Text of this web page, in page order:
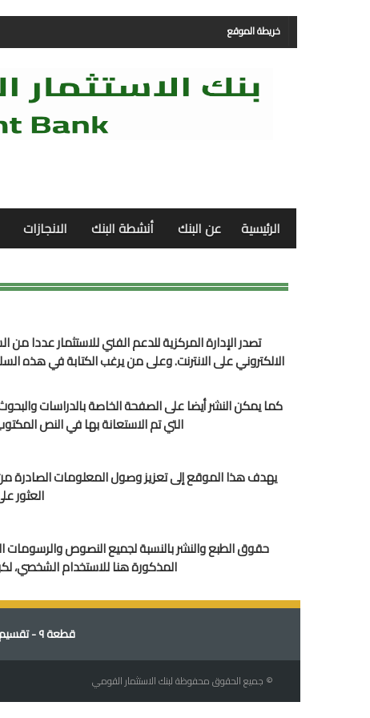
خريطة الموقع
الرئيسية عن البنك أنشطة البنك الانجازات
تصدر الإدارة المركزية للدعم الفني للاستثمار عددا
الالكتروني على الانترنت. وعلى من يرغب الكتابة في هذه
كما يمكن النشر أيضا على الصفحة الخاصة بالدراسات
التي تم الاستعانة بها في النص
يهدف هذا الموقع إلى تعزيز وصول المعلومات الصادرة
العثور
حقوق الطبع والنشر بالنسبة لجميع النصوص
المذكورة هنا للاستخدام الشخصي،
قطعة ٩ - تقسيم المقاولون العرب - الجبل الاخضر - طريق النصر - مدينة نصر - تليفون: 21207438 - 21207399
© جميع الحقوق محفوظة لبنك الاستثمار القومي